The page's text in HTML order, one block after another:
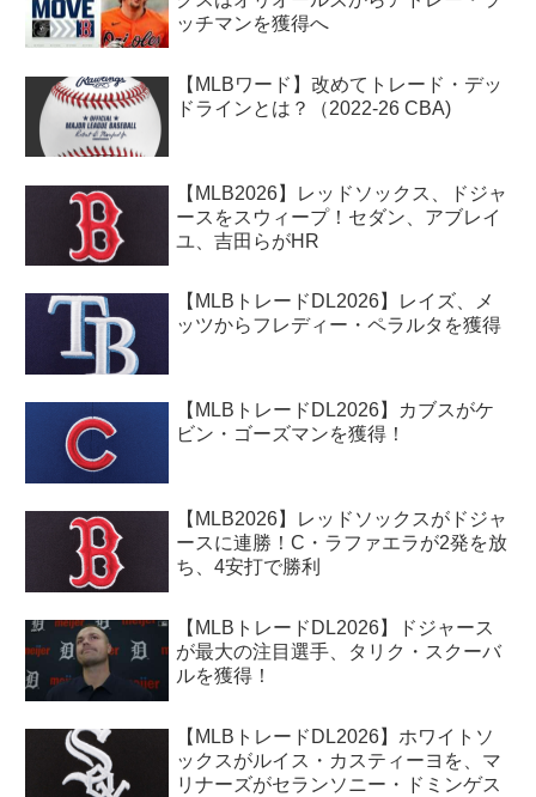
ッチマンを獲得へ
【MLBワード】改めてトレード・デッ
ドラインとは？（2022-26 CBA)
【MLB2026】レッドソックス、ドジャ
ースをスウィープ！セダン、アブレイ
ユ、吉田らがHR
【MLBトレードDL2026】レイズ、メ
ッツからフレディー・ペラルタを獲得
【MLBトレードDL2026】カブスがケ
ビン・ゴーズマンを獲得！
【MLB2026】レッドソックスがドジャ
ースに連勝！C・ラファエラが2発を放
ち、4安打で勝利
【MLBトレードDL2026】ドジャース
が最大の注目選手、タリク・スクーバ
ルを獲得！
【MLBトレードDL2026】ホワイトソ
ックスがルイス・カスティーヨを、マ
リナーズがセランソニー・ドミンゲス